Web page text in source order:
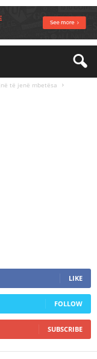
të jenë mbetësa
LIKE
FOLLOW
SUBSCRIBE